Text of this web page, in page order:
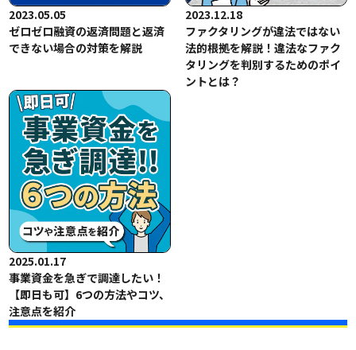
2023.05.05
ゼロゼロ融資の返済問題と返済
できない場合の対策を解説
2023.12.18
ファクタリングが違法ではない
法的根拠を解説！違法なファク
タリングを判別するためのポイ
ントとは？
2025.01.17
事業資金を急ぎで調達したい！
【即日も可】6つの方法やコツ、
注意点を紹介